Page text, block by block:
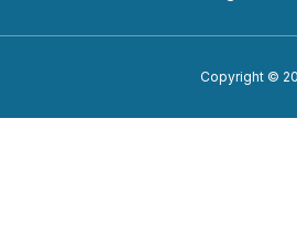
Copyright ©